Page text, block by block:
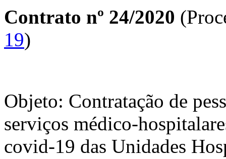
Contrato nº 24/2020
19)
Objeto: Contratação de
serviços médico-
covid-19 das Unidades